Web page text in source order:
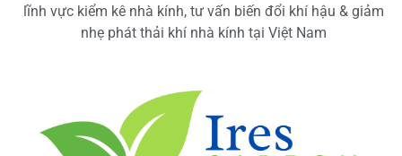
lĩnh vực kiểm kê nhà kính, tư vấn biến đổi khí hậu & giảm
nhẹ phát thải khí nhà kính tại Việt Nam